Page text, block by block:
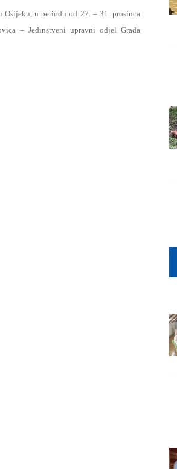
Orahovice
Osijeku, u periodu od 27. – 31. prosinca
– Jedinstveni upravni odjel Grada